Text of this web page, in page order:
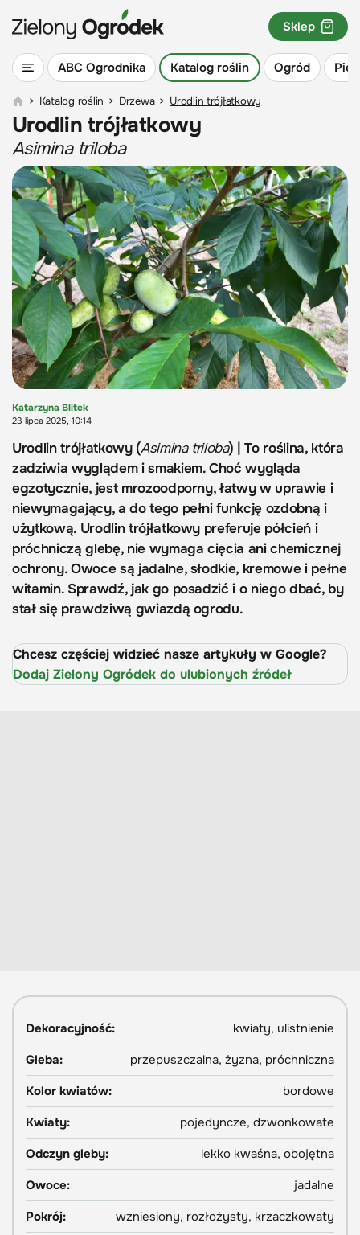
ABC Ogrodnika Katalog roślin Ogród
Sklep
> Katalog roślin > Drzewa > Urodlin trójłatkowy
Urodlin trójłatkowy
Asimina triloba
Katarzyna Blitek
23 lipca 2025, 10:14
Urodlin trójłatkowy (Asimina triloba) | To roślina, która
zadziwia wyglądem i smakiem. Choć wygląda
egzotycznie, jest mrozoodporny, łatwy w uprawie i
niewymagający, a do tego pełni funkcję ozdobną i
użytkową. Urodlin trójłatkowy preferuje półcień i
próchniczą glebę, nie wymaga cięcia ani chemicznej
ochrony. Owoce są jadalne, słodkie, kremowe i pełne
witamin. Sprawdź, jak go posadzić i o niego dbać, by
stał się prawdziwą gwiazdą ogrodu.
Chcesz częściej widzieć nasze artykuły w Google?
Dodaj Zielony Ogródek do ulubionych źródeł
Dekoracyjność:
kwiaty, ulistnienie
Gleba:
przepuszczalna, żyzna, próchniczna
Kolor kwiatów:
bordowe
Kwiaty:
pojedyncze, dzwonkowate
Odczyn gleby:
lekko kwaśna, obojętna
Owoce:
jadalne
Pokrój:
wzniesiony, rozłożysty, krzaczkowaty